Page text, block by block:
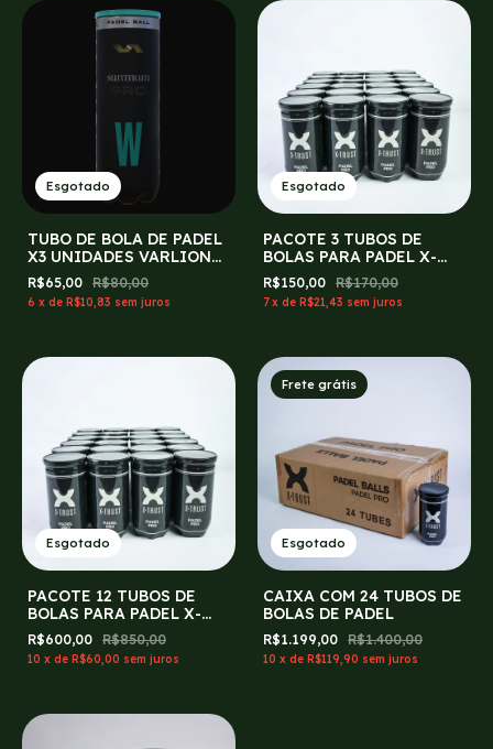
Esgotado
TUBO DE BOLA DE PADEL
X3 UNIDADES VARLION
SUMMUM PRO W
R$65,00 R$80,00
6 x de R$10,83 sem juros
Esgotado
PACOTE 3 TUBOS DE
BOLAS PARA PADEL X-
TRUST
R$150,00 R$170,00
7 x de R$21,43 sem juros
Esgotado
PACOTE 12 TUBOS DE
BOLAS PARA PADEL X-
TRUST
R$600,00 R$850,00
10 x de R$60,00 sem juros
Esgotado
Frete grátis
CAIXA COM 24 TUBOS DE
BOLAS DE PADEL
R$1.199,00 R$1.400,00
10 x de R$119,90 sem juros